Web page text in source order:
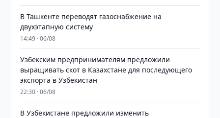
В Ташкенте переводят газоснабжение на
двухэтапную систему
14:49 · 06/08
Узбекским предпринимателям предложили
выращивать скот в Казахстане для последующего
экспорта в Узбекистан
22:30 · 06/08
В Узбекистане предложили изменить